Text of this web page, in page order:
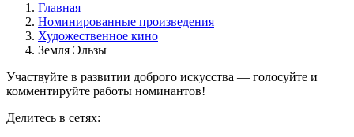
Главная
Номинированные произведения
Художественное кино
Земля Эльзы
Участвуйте в развитии доброго искусства — голосуйте и
комментируйте работы номинантов!
Делитесь в сетях: